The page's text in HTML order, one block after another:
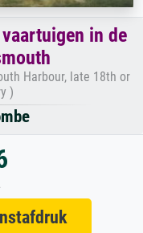
in de
Harbour, late 18th or
)